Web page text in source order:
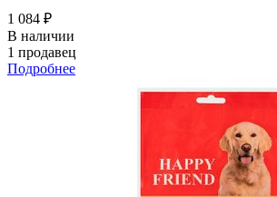
1 084 ₽
В наличии
1 продавец
Подробнее